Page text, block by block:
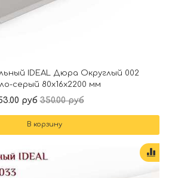
IDEAL Дюра Округлый 002
серый 80x16x2200 мм
руб 350.00 руб
В корзину